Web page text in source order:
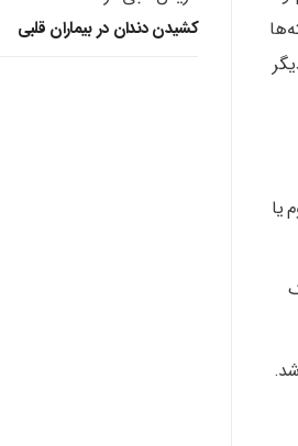
یا
کشیدن دندان در بیماران قلبی